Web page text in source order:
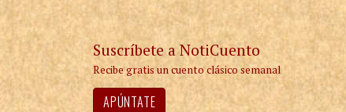
Suscríbete a NotiCuento
Recibe gratis un cuento clásico semanal
APÚNTATE